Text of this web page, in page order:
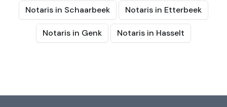
Notaris in Schaarbeek Notaris in Etterbeek
Notaris in Genk Notaris in Hasselt